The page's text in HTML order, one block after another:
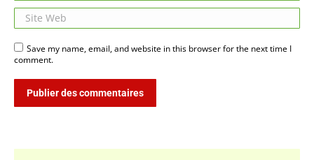
Site Web
Save my name, email, and website in this browser for the next time I
comment.
Publier des commentaires